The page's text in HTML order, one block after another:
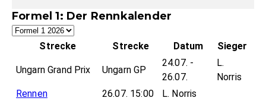
Formel 1: Der Rennkalender
Strecke Strecke Datum Sieger
Ungarn Grand Prix Ungarn GP
24.07. -
26.07.
L.
Norris
Rennen
26.07. 15:00
L. Norris